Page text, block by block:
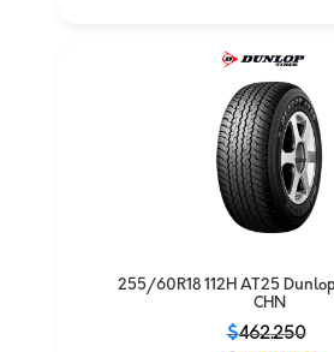
255/60R18 112H AT25 Dunlop
CHN
$462.250